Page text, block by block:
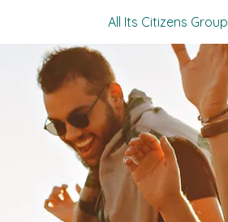
All Its Citizens Group